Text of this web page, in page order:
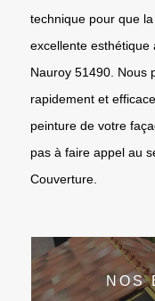
technique pour que
excellente esthétique
Nauroy 51490. Nous
rapidement et
peinture de votre
pas à faire appel au
Couverture.
NOS